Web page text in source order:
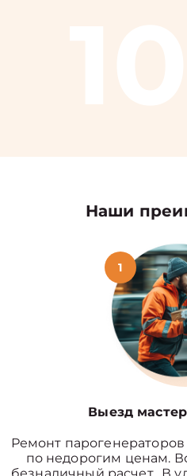
Наши
1
Выезд
Ремонт
по недорогим ценам.